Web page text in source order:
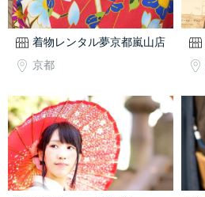
着物レンタル夢京都嵐山店
京都